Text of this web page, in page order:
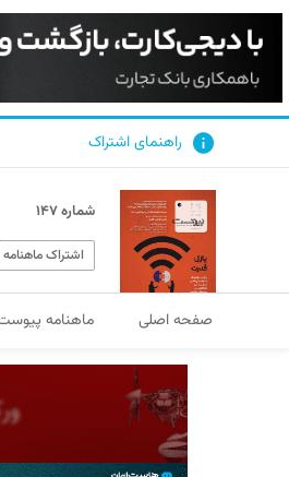
راهنمای اشتراک
شماره ۱۴۷
اشتراک ماهنامه
صفحه اصلی ماهنامه